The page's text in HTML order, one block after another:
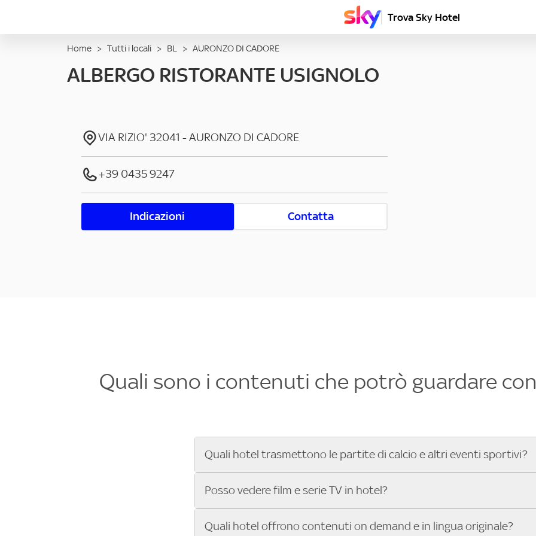
Trova Sky Hotel
Home > Tutti i locali > BL > AURONZO DI CADORE
ALBERGO RISTORANTE USIGNOLO
VIA RIZIO' 32041 -AURONZO DI CADORE
+39 0435 9247
Indicazioni Contatta
Quali sono i contenuti che potrò guardare
Quali hotel trasmettono le partite di calcio e altri eventi sportivi?
Se cerchi un hotel dove poter vedere le partite di Serie A, UEFA Champions
che trasmette gli eventi sportivi.
Posso vedere film e serie TV in hotel?
Sì, gli hotel che hanno Sky in camera offrono una vasta selezione di film
Quali hotel offrono contenuti on demand e in lingua originale?